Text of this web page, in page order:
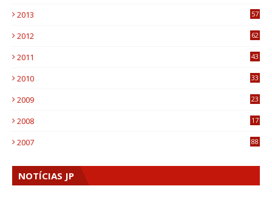
2013
57
2012
62
2011
43
2010
33
2009
23
2008
17
2007 88
NOTÍCIAS JP